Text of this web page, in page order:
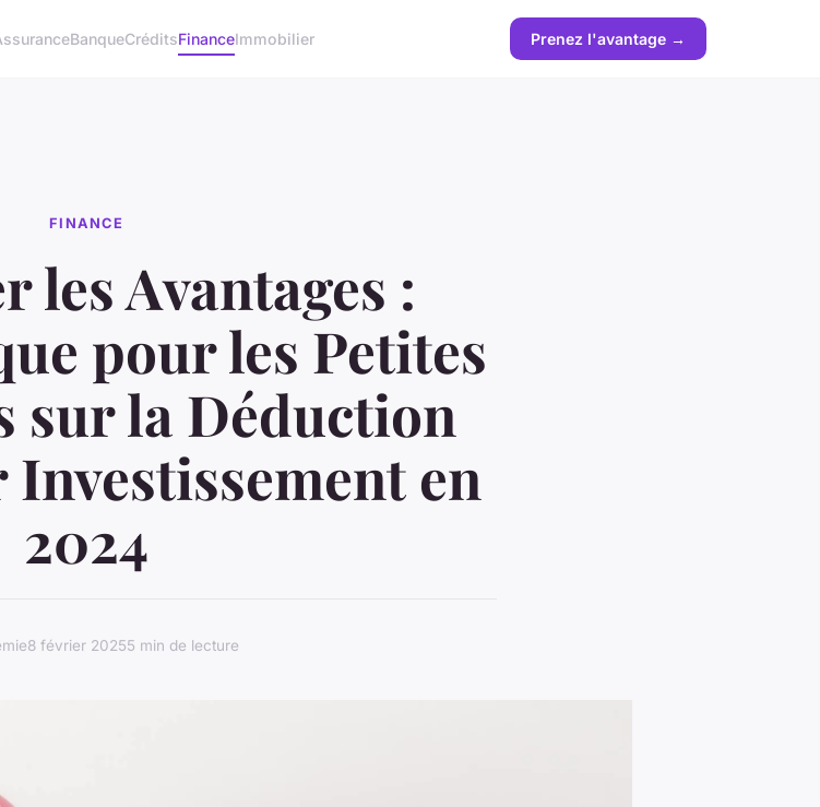
BanqueCréditsFinanceImmobilier Prenez l'avantage →
FINANCE
les Avantages :
pour les Petites
sur la Déduction
en
2024
8 février 20255 min de lecture